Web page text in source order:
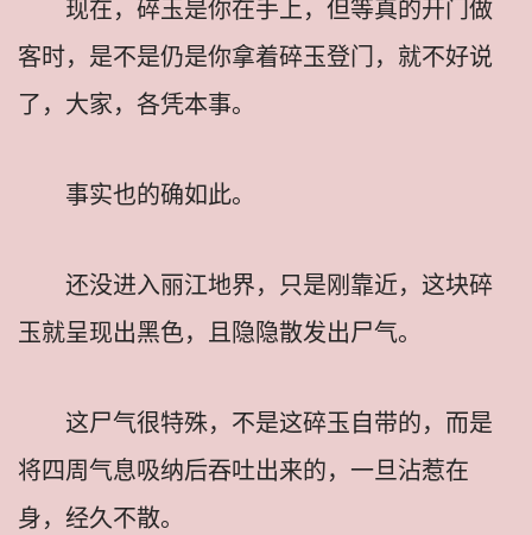
现在，碎玉是你在手上，但等真的开门做
客时，是不是仍是你拿着碎玉登门，就不好说
了，大家，各凭本事。
事实也的确如此。
还没进入丽江地界，只是刚靠近，这块碎
玉就呈现出黑色，且隐隐散发出尸气。
这尸气很特殊，不是这碎玉自带的，而是
将四周气息吸纳后吞吐出来的，一旦沾惹在
身，经久不散。